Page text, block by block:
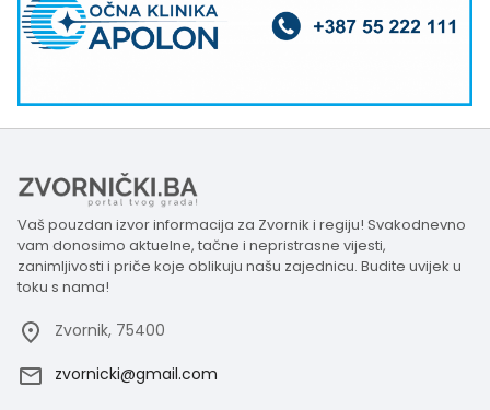
Vaš pouzdan izvor informacija za Zvornik i regiju! Svakodnevno
vam donosimo aktuelne, tačne i nepristrasne vijesti,
zanimljivosti i priče koje oblikuju našu zajednicu. Budite uvijek u
toku s nama!
Zvornik, 75400
zvornicki@gmail.com